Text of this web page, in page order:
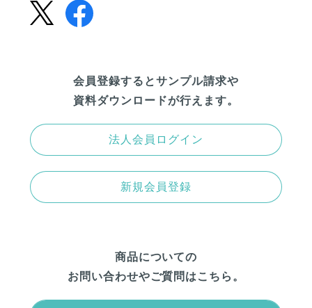
会員登録するとサンプル請求や
資料ダウンロードが行えます。
法人会員ログイン
新規会員登録
商品についての
お問い合わせやご質問はこちら。